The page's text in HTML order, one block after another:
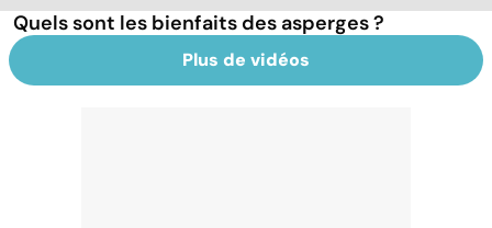
Quels sont les bienfaits des asperges ?
Plus de vidéos